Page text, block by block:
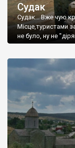
Судак
Судак... Вже чую
Місце,туристами
не було, ну не